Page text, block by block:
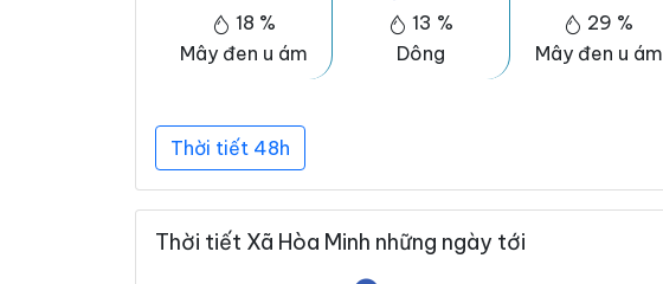
18 %
Mây đen u ám
13 %
Dông
29 %
Mây đen u ám
Thời tiết 48h
Thời tiết Xã Hòa Minh những ngày tới